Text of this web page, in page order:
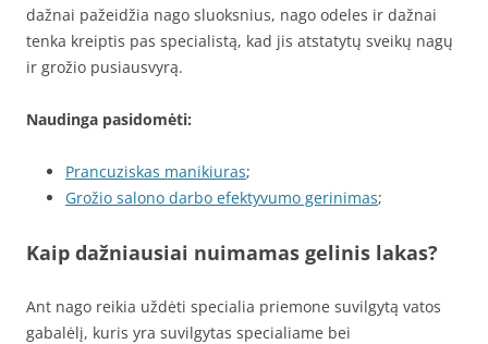
dažnai pažeidžia nago sluoksnius, nago odeles ir dažnai
tenka kreiptis pas specialistą, kad jis atstatytų sveikų nagų
ir grožio pusiausvyrą.
Naudinga pasidomėti:
Prancuziskas manikiuras;
Grožio salono darbo efektyvumo gerinimas;
Kaip dažniausiai nuimamas gelinis lakas?
Ant nago reikia uždėti specialia priemone suvilgytą vatos
gabalėlį, kuris yra suvilgytas specialiame bei